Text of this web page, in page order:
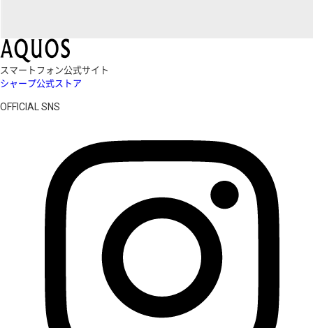
スマートフォン公式サイト
シャープ公式ストア
OFFICIAL SNS